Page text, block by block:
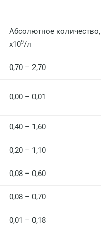
Абсолютное количество,
х109/л
0,70 – 2,70
0,00 – 0,01
0,40 – 1,60
0,20 – 1,10
0,08 – 0,60
0,08 – 0,70
0,01 – 0,18